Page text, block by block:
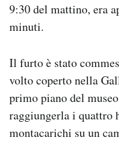
9:30 del mattino, era
minuti.
Il furto è stato
volto coperto nella
primo piano del
raggiungerla i quattro
montacarichi su un